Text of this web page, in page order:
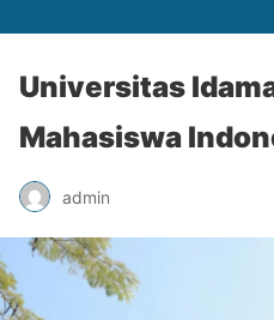
Universitas
Mahasiswa
admin